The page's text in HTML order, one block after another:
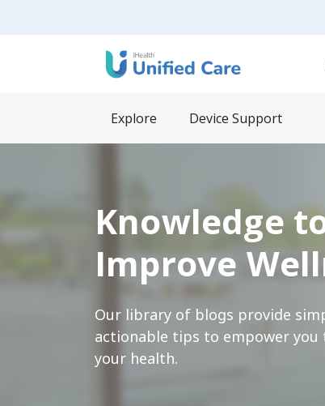
Explore Device Support
Knowledge
Improve
Our library of blogs provide
actionable tips to empower
your health.